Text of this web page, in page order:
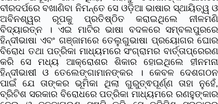
ବୀରଦର୍ପରେ ବଖାଣିବା ନିମନ୍ତେ ସେ ଓଡ଼ିଆ ଭାଷାର ସ୍ଥାୟିତ୍ୱ ଓ
ଅବିନଶ୍ୱର ରୂପକୁ ପ୍ରତିଷ୍ଠିତ କରାଇଥିଲେ ନୀଳମଣି
ବିଦ୍ୟାରତ୍ନ । ଏଇ ମାଟିର ଭାଷା ବଦଳରେ ସମ୍ବଲପୁରରେ
ହିନ୍ଦୀଭାଷା ଏବଂ ଗଞ୍ଜାମରେ ତେଲୁଗୁଭାଷା ପ୍ରୟୋଗର ଘୋର
ବିରୋଧ ତଥା ପତ୍ରିକା ମାଧ୍ୟମରେ ସଂଗ୍ରାମର ବାର୍ତ୍ତାପ୍ରେରଣ
କରି ସେ ମଧ୍ୟ ଆକ୍ରୋଶର ଶିକାର ହୋଇଥିଲେ ହୀନମନା
ହିନ୍ଦୀଭାଷୀ ଓ ତେଲେଙ୍ଗାମାନଙ୍କର । କେବଳ ଦେଶଗଠନ
ପାଇଁ ଯେ ତାଙ୍କର ଭୂମିକା ଥିଲା ଗୁରୁତ୍ଵପୂର୍ଣ୍ଣ ତାହା ନୁହେଁ,
ବ୍ରିଟିଶ ସରକାର ବିରୋଧରେ ପତ୍ରିକା ମାଧ୍ୟମରେ ରଣହୁଙ୍କାର